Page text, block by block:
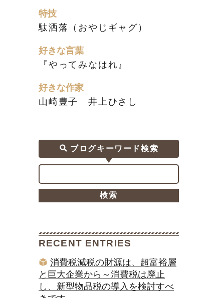
特技
駄洒落（おやじギャグ）
好きな言葉
『やってみなはれ』
好きな作家
山崎豊子 井上ひさし
ブログキーワード検索
RECENT ENTRIES
消費税減税の財源は、超富裕層
と巨大企業から～消費税は廃止
し、新型物品税の導入を検討すべ